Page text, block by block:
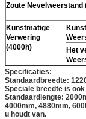
Zoute Nevelweerstand
Kunstmatige
Verwering
(4000h)
Het
Specificaties:
Standaardbreedte:
Speciale breedte is
Standaardlengte:
4000mm, 4880mm,
u houdt van.